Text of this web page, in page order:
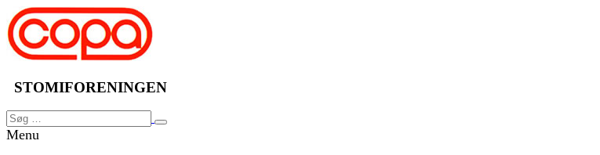
Videre
til
indhold
STOMIFORENINGEN
Søg
efter:
Søg
Menu